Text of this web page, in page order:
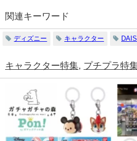
関連キーワード
ディズニー キャラクター
キャラクター特集, プチプラ特